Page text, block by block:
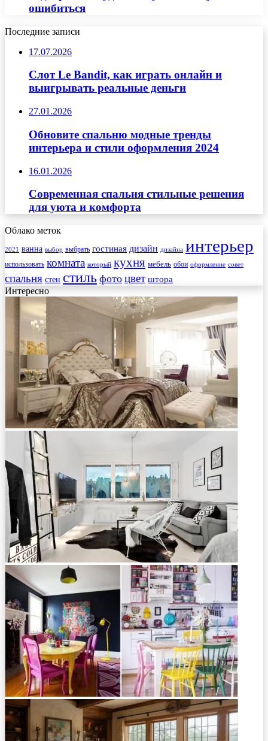
ошибиться
Последние записи
17.07.2026
Слот Le Bandit, как играть онлайн и
выигрывать реальные деньги
27.01.2026
Обновите спальню модные тренды
интерьера и стили оформления 2024
16.01.2026
Современная спальня стильные решения
для уюта и комфорта
Облако меток
2021 ванна выбор выбрать гостиная дизайн дизайна интерьер
использовать комната который кухня мебель обои оформление совет
спальня стен стиль фото цвет штора
Интересно